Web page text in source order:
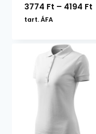
3774 Ft – 4194 Ft
tart. ÁFA